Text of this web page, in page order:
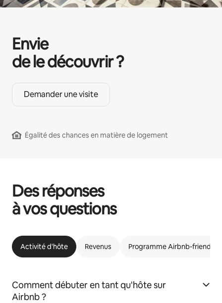
Envie
de le découvrir ?
Demander une visite
Égalité des chances en matière de logement
Des réponses
à vos questions
Activité d'hôte Revenus Programme Airbnb-friendly
Comment débuter en tant qu'hôte sur
Airbnb ?